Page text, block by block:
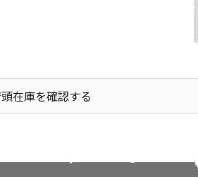
在庫を確認する